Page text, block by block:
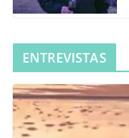
ENTREVISTAS